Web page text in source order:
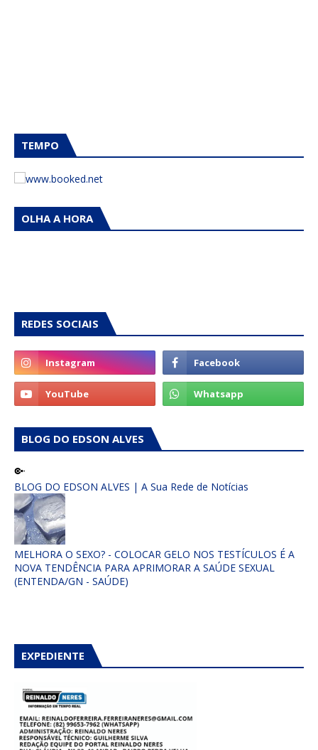
TEMPO
OLHA A HORA
REDES SOCIAIS
BLOG DO EDSON ALVES
BLOG DO EDSON ALVES | A Sua Rede de Notícias
MELHORA O SEXO? - COLOCAR GELO NOS TESTÍCULOS É A
NOVA TENDÊNCIA PARA APRIMORAR A SAÚDE SEXUAL
(ENTENDA/GN - SAÚDE)
EXPEDIENTE